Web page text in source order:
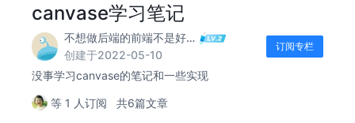
canvase学习笔记
不想做后端的前端不是好运维
创建于2022-05-10
订阅专栏
没事学习canvase的笔记和一些实现
等 1 人订阅 共6篇文章